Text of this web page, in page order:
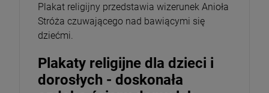
Plakat religijny przedstawia wizerunek Anioła
Stróża czuwającego nad bawiącymi się
dziećmi.
Plakaty religijne dla dzieci i
dorosłych - doskonała